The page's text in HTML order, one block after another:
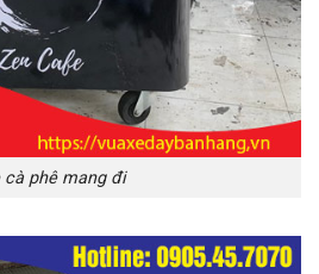
cà phê mang đi